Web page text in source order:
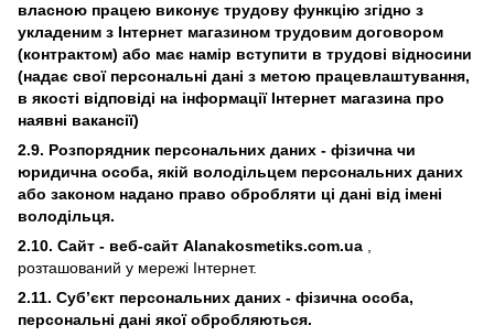
власною працею виконує трудову функцію згідно з
укладеним з Інтернет магазином трудовим договором
(контрактом) або має намір вступити в трудові відносини
(надає свої персональні дані з метою працевлаштування,
в якості відповіді на інформації Інтернет магазина про
наявні вакансії)
2.9. Розпорядник персональних даних - фізична чи
юридична особа, якій володільцем персональних даних
або законом надано право обробляти ці дані від імені
володільця.
2.10. Сайт - веб-сайт Alanakosmetiks.com.ua
розташований у мережі Інтернет.
2.11. Суб’єкт персональних даних - фізична особа,
персональні дані якої обробляються.